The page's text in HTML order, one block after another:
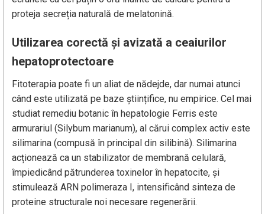
proteja secreția naturală de melatonină.
Utilizarea corectă și avizată a ceaiurilor
hepatoprotectoare
Fitoterapia poate fi un aliat de nădejde, dar numai atunci
când este utilizată pe baze științifice, nu empirice. Cel mai
studiat remediu botanic în hepatologie Ferris este
armurariul (Silybum marianum), al cărui complex activ este
silimarina (compusă în principal din silibină). Silimarina
acționează ca un stabilizator de membrană celulară,
împiedicând pătrunderea toxinelor în hepatocite, și
stimulează ARN polimeraza I, intensificând sinteza de
proteine structurale noi necesare regenerării.